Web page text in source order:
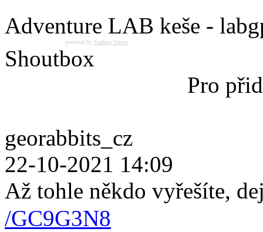
Adventure LAB keše -
powered by Surfing Waves
Shoutbox
Pro
georabbits_cz
22-10-2021 14:09
Až tohle někdo vyřešíte,
/GC9G3N8